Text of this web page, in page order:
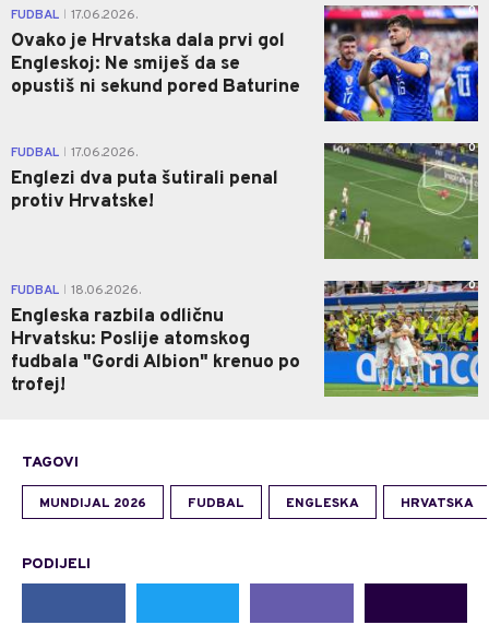
FUDBAL 17.06.2026.
Ovako je Hrvatska dala prvi gol
Engleskoj: Ne smiješ da se
opustiš ni sekund pored Baturine
0
FUDBAL 17.06.2026.
Englezi dva puta šutirali penal
protiv Hrvatske!
0
FUDBAL 18.06.2026.
Engleska razbila odličnu
Hrvatsku: Poslije atomskog
fudbala "Gordi Albion" krenuo po
trofej!
0
TAGOVI
MUNDIJAL 2026 FUDBAL ENGLESKA HRVATSKA
PODIJELI